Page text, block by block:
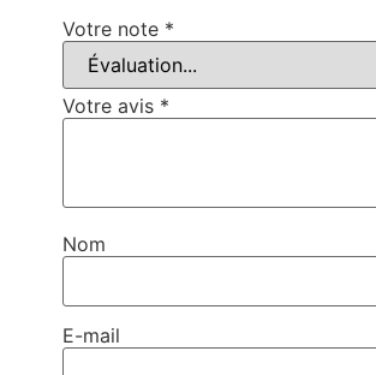
Votre note *
Votre avis *
Nom
E-mail